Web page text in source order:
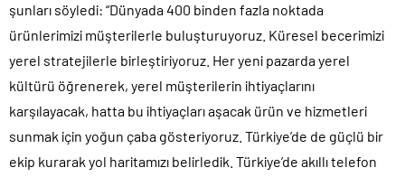
şunları söyledi: “Dünyada 400 binden fazla noktada
ürünlerimizi müşterilerle buluşturuyoruz. Küresel becerimizi
yerel stratejilerle birleştiriyoruz. Her yeni pazarda yerel
kültürü öğrenerek, yerel müşterilerin ihtiyaçlarını
karşılayacak, hatta bu ihtiyaçları aşacak ürün ve hizmetleri
sunmak için yoğun çaba gösteriyoruz. Türkiye’de de güçlü bir
ekip kurarak yol haritamızı belirledik. Türkiye’de akıllı telefon